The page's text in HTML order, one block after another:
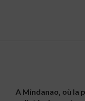
A Mindanao, où la